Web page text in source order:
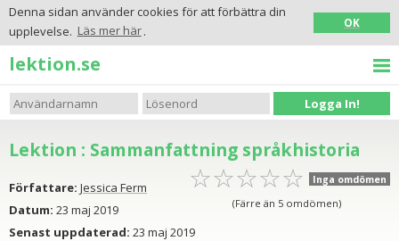
Denna sidan använder cookies för att förbättra din
upplevelse. Läs mer här.
OK
lektion.se
Logga In!
Lektion : Sammanfattning språkhistoria
☆☆☆☆☆
★★★★★ Inga omdömen
(Färre än 5 omdömen)
Författare: Jessica Ferm
Datum: 23 maj 2019
Senast uppdaterad: 23 maj 2019